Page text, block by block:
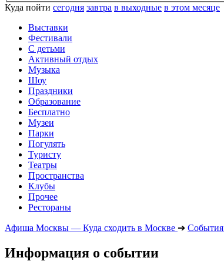
Куда пойти сегодня завтра в выходные в этом месяце
Выставки
Фестивали
С детьми
Активный отдых
Музыка
Шоу
Праздники
Образование
Бесплатно
Музеи
Парки
Погулять
Туристу
Театры
Пространства
Клубы
Прочее
Рестораны
Афиша Москвы — Куда сходить в Москве ➔ События
Информация о событии